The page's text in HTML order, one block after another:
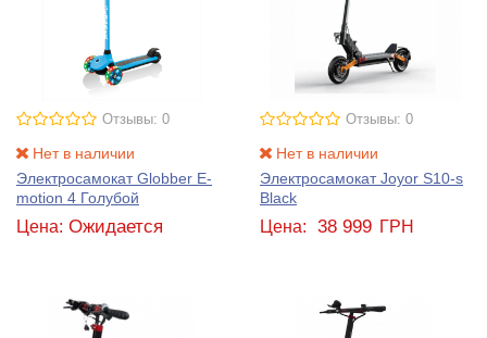
Отзывы: 0
Нет в наличии
Электросамокат Globber E-
motion 4 Голубой
Цена: Ожидается
Отзывы: 0
Нет в наличии
Электросамокат Joyor S10-s
Black
Цена: 38 999 ГРН